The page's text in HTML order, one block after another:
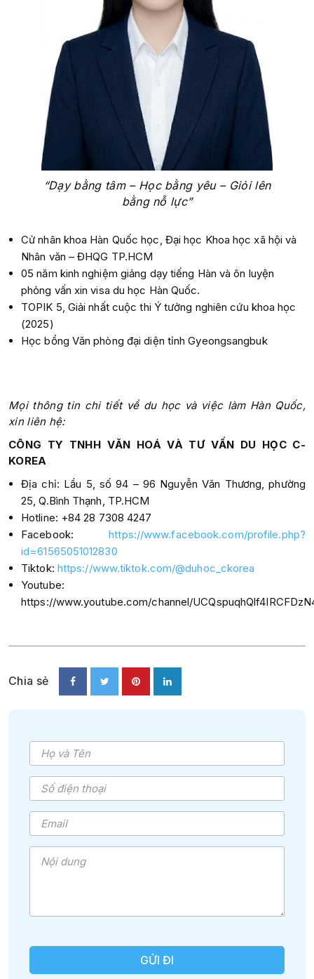
“Dạy bằng tâm – Học bằng yêu – Giỏi lên
bằng nỗ lực”
Cử nhân khoa Hàn Quốc học, Đại học Khoa học xã hội và
Nhân văn – ĐHQG TP.HCM
05 năm kinh nghiệm giảng dạy tiếng Hàn và ôn luyện
phỏng vấn xin visa du học Hàn Quốc.
TOPIK 5, Giải nhất cuộc thi Ý tưởng nghiên cứu khoa học
(2025)
Học bổng Văn phòng đại diện tỉnh Gyeongsangbuk
Mọi thông tin chi tiết về du học và việc làm Hàn Quốc,
xin liên hệ:
CÔNG TY TNHH VĂN HOÁ VÀ TƯ VẤN DU HỌC C-
KOREA
Địa chỉ: Lầu 5, số 94 – 96 Nguyễn Văn Thương, phường
25, Q.Bình Thạnh, TP.HCM
Hotline: +84 28 7308 4247
Facebook:https://www.facebook.com/profile.php?
id=61565051012830
Tiktok: https://www.tiktok.com/@duhoc_ckorea
Youtube:
https://www.youtube.com/channel/
Chia sẻ